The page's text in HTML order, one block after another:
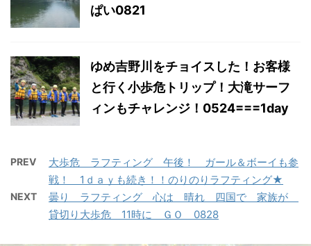
ぱい0821
ゆめ吉野川をチョイスした！お客様
と行く小歩危トリップ！大滝サーフ
ィンもチャレンジ！0524===1day
PREV
大歩危 ラフティング 午後！ ガール＆ボーイも参
戦！ 1ｄａｙも続き！！のりのりラフティング★
NEXT
曇り ラフティング 心は 晴れ 四国で 家族が
貸切り大歩危 11時に ＧＯ 0828